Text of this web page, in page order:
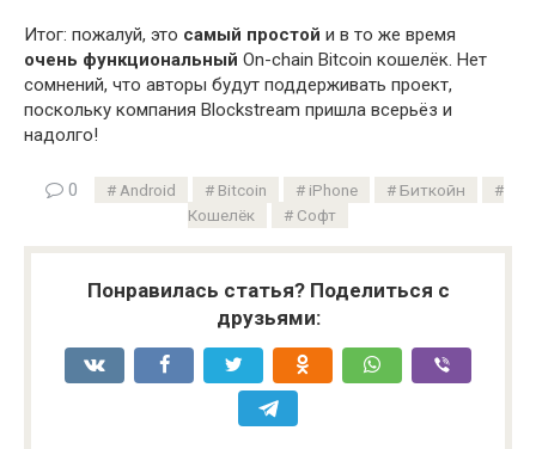
Итог: пожалуй, это самый простой и в то же время
очень функциональный On-chain Bitcoin кошелёк. Нет
сомнений, что авторы будут поддерживать проект,
поскольку компания Blockstream пришла всерьёз и
надолго!
0 Android Bitcoin iPhone
Биткойн
Кошелёк
Софт
Понравилась статья? Поделиться с
друзьями: